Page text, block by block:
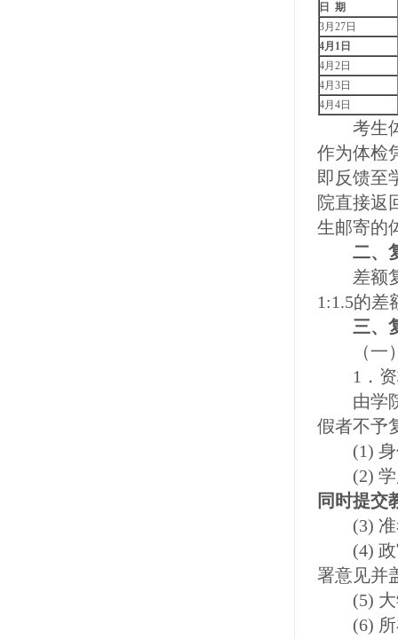
日
期
3月27日
4月1日
4月2日
4月3日
4月4日
考生体
作为体检
即反馈至
院直接返
生邮寄的
二、复
差额复
1:1.5的差
三、
（一）
1．资
由学院
假者不予
(1) 身
(2) 学
同时提交
(3) 准
(4) 政审
署意见并
(5) 大
(6) 所在